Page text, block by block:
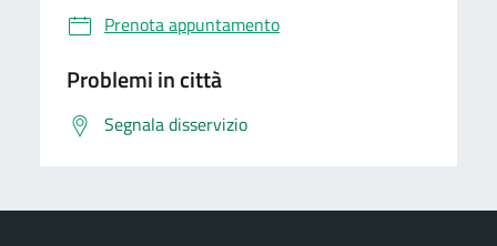
Prenota appuntamento
Problemi in città
Segnala disservizio